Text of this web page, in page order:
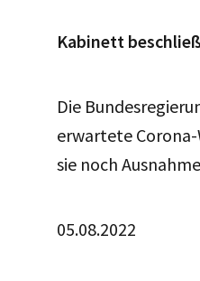
Kabinett
Die
erwartete
sie noch
05.08.2022